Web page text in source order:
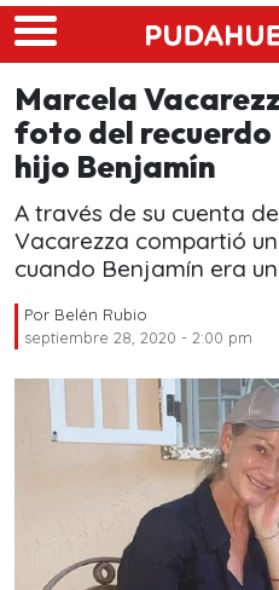
Skip to main content
Marcela
foto del recuerdo
hijo Benjamín
A través de su cuenta
Vacarezza compartió
cuando Benjamín era
Por Belén Rubio
septiembre 28, 2020 - 2:00 pm